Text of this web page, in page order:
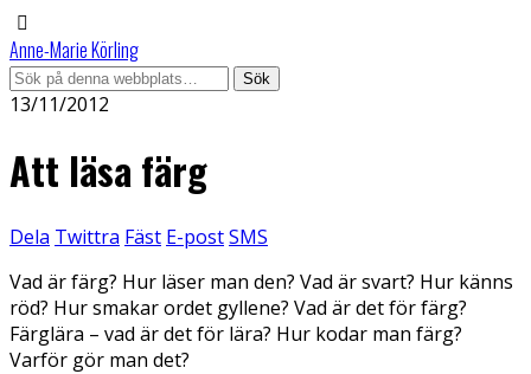
Anne-Marie Körling
13/11/2012
Att läsa färg
Dela Twittra Fäst E-postSMS
Vad är färg? Hur läser man den? Vad är svart? Hur känns
röd? Hur smakar ordet gyllene? Vad är det för färg?
Färglära – vad är det för lära? Hur kodar man färg?
Varför gör man det?